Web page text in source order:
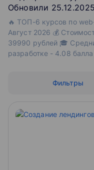
Обновили
🔥 ТОП-6 курсов по
Август 2026 💰
39990 рублей 🎓
разработке - 4.08 балла
Фильтры